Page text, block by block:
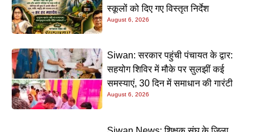
स्कूलों को दिए गए विस्तृत निर्देश
August 6, 2026
Siwan: सरकार पहुंची पंचायत के द्वार:
सहयोग शिविर में मौके पर सुलझीं कई
समस्याएं, 30 दिन में समाधान की गारंटी
August 6, 2026